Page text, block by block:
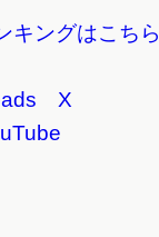
キングはこちら
X